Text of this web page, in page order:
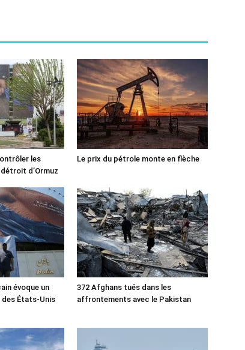
les
d’Ormuz
Le prix du pétrole monte en flèche
évoque un
États-Unis
372 Afghans tués dans les
affrontements avec le Pakistan